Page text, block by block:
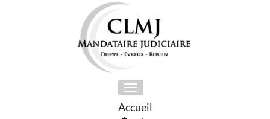
Toggle
navigation
Accueil